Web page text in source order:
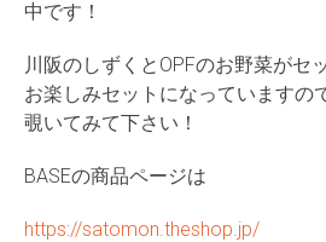
中です！
川阪のしずくとOPFのお野菜がセ
お楽しみセットになっていますの
覗いてみて下さい！
BASEの商品ページは
https://satomon.theshop.jp/